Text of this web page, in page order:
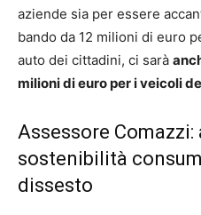
aziende sia per essere
bando da 12 milioni di euro
auto dei cittadini, ci sarà
milioni di euro per i veicoli
Assessore
sostenibilità
dissesto